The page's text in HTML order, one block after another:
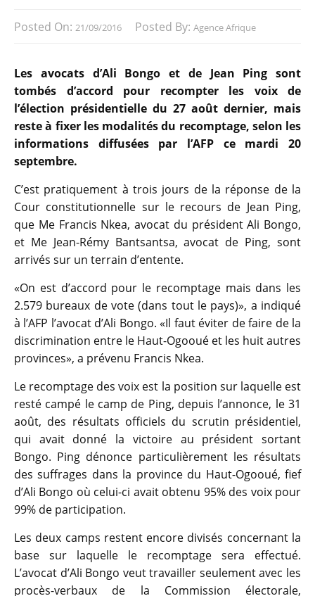
Posted On: 21/09/2016 Posted By: Agence Afrique
Les avocats d’Ali Bongo et de Jean Ping sont
tombés d’accord pour recompter les voix de
l’élection présidentielle du 27 août dernier, mais
reste à fixer les modalités du recomptage, selon les
informations diffusées par l’AFP ce mardi 20
septembre.
C’est pratiquement à trois jours de la réponse de la
Cour constitutionnelle sur le recours de Jean Ping,
que Me Francis Nkea, avocat du président Ali Bongo,
et Me Jean-Rémy Bantsantsa, avocat de Ping, sont
arrivés sur un terrain d’entente.
«On est d’accord pour le recomptage mais dans les
2.579 bureaux de vote (dans tout le pays)», a indiqué
à l’AFP l’avocat d’Ali Bongo. «Il faut éviter de faire de la
discrimination entre le Haut-Ogooué et les huit autres
provinces», a prévenu Francis Nkea.
Le recomptage des voix est la position sur laquelle est
resté campé le camp de Ping, depuis l’annonce, le 31
août, des résultats officiels du scrutin présidentiel,
qui avait donné la victoire au président sortant
Bongo. Ping dénonce particulièrement les résultats
des suffrages dans la province du Haut-Ogooué, fief
d’Ali Bongo où celui-ci avait obtenu 95% des voix pour
99% de participation.
Les deux camps restent encore divisés concernant la
base sur laquelle le recomptage sera effectué.
L’avocat d’Ali Bongo veut travailler seulement avec les
procès-verbaux de la Commission électorale,